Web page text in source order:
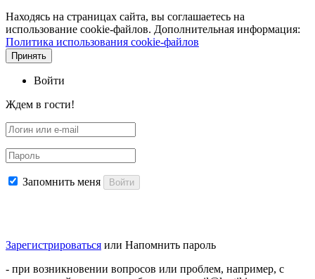
Находясь на страницах сайта, вы соглашаетесь на
использование cookie-файлов. Дополнительная информация:
Политика использования cookie-файлов
Принять
Войти
Ждем в гости!
Запомнить меня Войти
Зарегистрироваться или Напомнить пароль
- при возникновении вопросов или проблем, например, с